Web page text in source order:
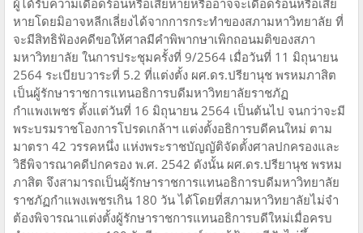
หายโดยมิอาจหลีกเลี่ยงได้จากการกระทำของสภามหาวิทยาลัย ที่
จะมีสิทธิฟ้องคดีขอให้ศาลมีคำพิพากษาเพิกถอนมติของสภา
มหาวิทยาลัย ในการประชุมครั้งที่ 9/2564 เมื่อวันที่ 11 มิถุนายน
2564 ระเบียบวาระที่ 5.2 ที่แต่งตั้ง ผศ.ดร.ปรียานุช พรหมภาสิต
เป็นผู้รักษาราชการแทนอธิการบดีมหาวิทยาลัยราชภัฏ
กำแพงเพชร ตั้งแต่วันที่ 16 มิถุนายน 2564 เป็นต้นไป จนกว่าจะมี
พระบรมราชโองการโปรดเกล้าฯ แต่งตั้งอธิการบดีคนใหม่ ตาม
มาตรา 42 วรรคหนึ่ง แห่งพระราชบัญญัติจัดตั้งศาลปกครองและ
วิธีพิจารณาคดีปกครอง พ.ศ. 2542 ดังนั้น ผศ.ดร.ปรียานุช พรหม
ภาสิต จึงสามารถเป็นผู้รักษาราชการแทนอธิการบดีมหาวิทยาลัย
ราชภัฏกำแพงเพชรเกิน 180 วัน ได้โดยที่สภามหาวิทยาลัยไม่จำ
ต้องพิจารณาแต่งตั้งผู้รักษาราชการแทนอธิการบดีใหม่เมื่อครบ